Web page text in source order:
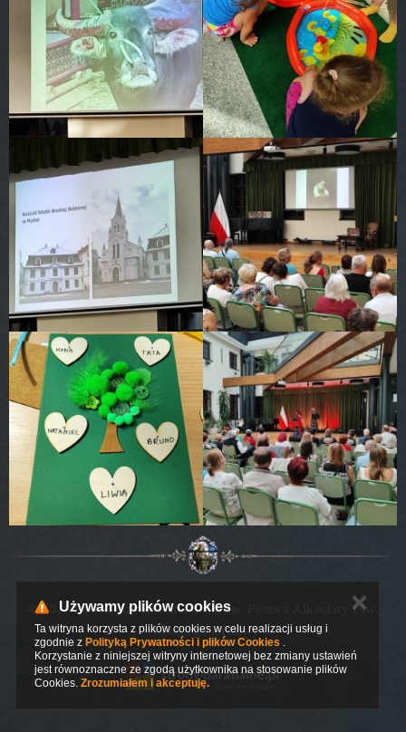
© 2016 Parafia Rzymskokatolicka św. Piotra z Alkantary i św.
Antoniego z Padwy
Używamy plików cookies
Ta witryna korzysta z plików cookies w celu realizacji usług i
zgodnie z Polityką Prywatności i plików Cookies .
Korzystanie z niniejszej witryny internetowej bez zmiany ustawień
jest równoznaczne ze zgodą użytkownika na stosowanie plików
Cookies. Zrozumiałem i akceptuję.
✕